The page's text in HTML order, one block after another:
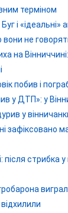
терміном
і «ідеальні»
вони не
на
побив і
у ДТП»: у
у
зафіксовано
після стрибка